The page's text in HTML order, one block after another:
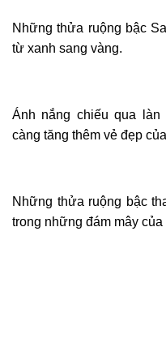
Những thửa ruộng bậc
từ xanh sang vàng.
Ánh nắng chiếu qua làn
càng tăng thêm vẻ đẹp
Những thửa ruộng bậc
trong những đám mây của